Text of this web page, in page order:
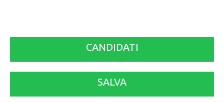
CANDIDATI
SALVA